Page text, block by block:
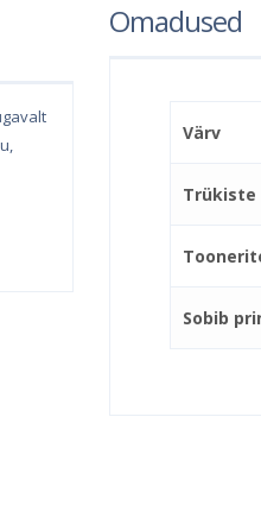
Omadused
Värv
Trükiste
Sobib